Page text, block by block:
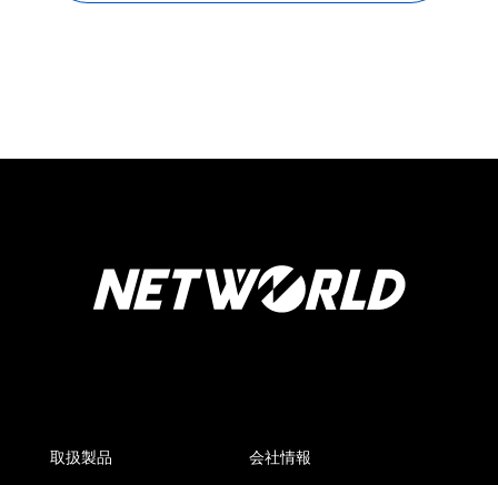
取扱製品 会社情報